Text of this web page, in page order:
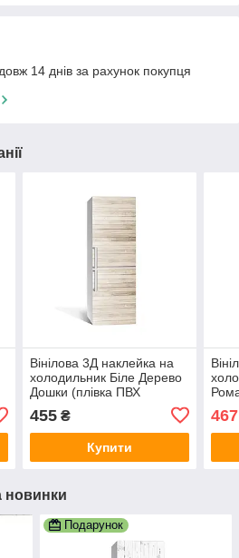
14 днів за рахунок покупця
Вінілова 3Д наклейка на
холодильник Біле Дерево
Дошки (плівка ПВХ
фотодрук) 600х1800 мм
Текстури Бежевий
455₴
Купити
новинки
Подарунок